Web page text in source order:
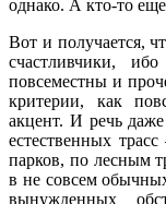
однако. А кто-то
Вот и получается,
счастливчики,
повсеместны и
критерии, как
акцент. И речь
естественных
парков, по лесным
в не совсем
вынужденных